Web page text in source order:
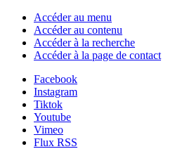
Accéder au menu
Accéder au contenu
Accéder à la recherche
Accéder à la page de contact
Facebook
Instagram
Tiktok
Youtube
Vimeo
Flux RSS